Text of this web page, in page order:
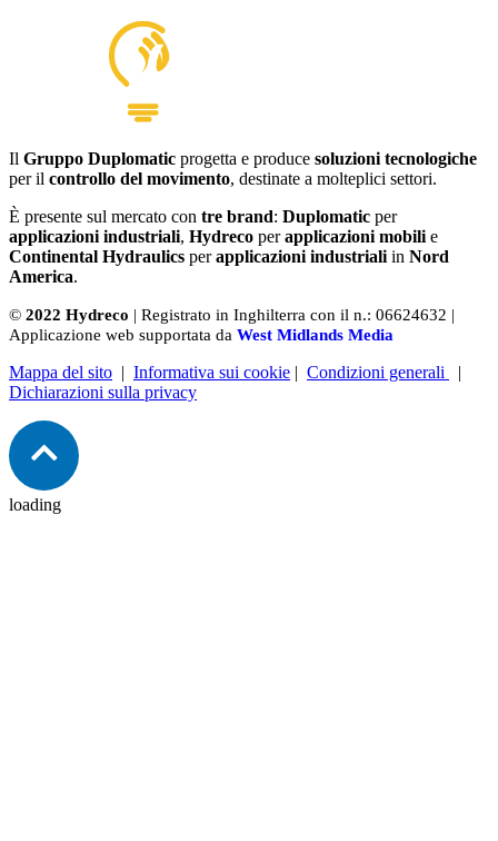
Il Gruppo Duplomatic progetta e produce soluzioni tecnologiche
per il controllo del movimento, destinate a molteplici settori.
È presente sul mercato con tre brand: Duplomatic per
applicazioni industriali, Hydreco perapplicazioni mobili e
Continental Hydraulics perapplicazioni industriali in Nord
America.
© 2022 Hydreco | Registrato in Inghilterra con il n.: 06624632 |
Applicazione web supportata da West Midlands Media
Mappa del sito | Informativa sui cookie | Condizioni generali
|
Dichiarazioni sulla privacy
loading